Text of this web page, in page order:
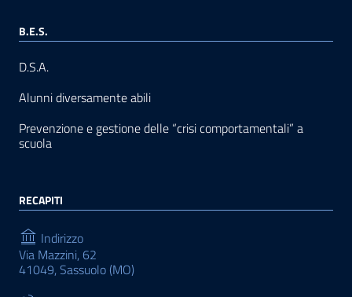
B.E.S.
D.S.A.
Alunni diversamente abili
Prevenzione e gestione delle “crisi comportamentali” a
scuola
RECAPITI
Indirizzo
Via Mazzini, 62
41049, Sassuolo (MO)